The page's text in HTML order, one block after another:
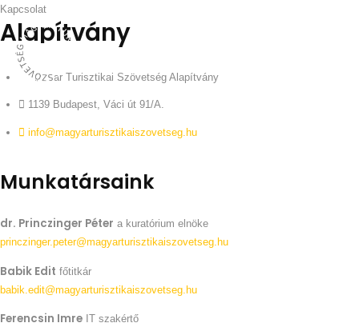
Kapcsolat
Alapítvány
Magyar Turisztikai Szövetség Alapítvány
1139 Budapest, Váci út 91/A.
info@magyarturisztikaiszovetseg.hu
Munkatársaink
dr. Princzinger Péter a kuratórium elnöke
princzinger.peter@magyarturisztikaiszovetseg.hu
Babik Edit főtitkár
babik.edit@magyarturisztikaiszovetseg.hu
Ferencsin Imre IT szakértő